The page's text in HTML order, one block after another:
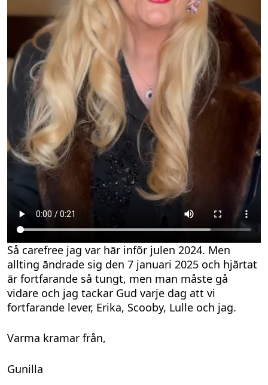
Så carefree jag var hār infõr julen 2024. Men
allting āndrade sig den 7 januari 2025 och hjãrtat
ār fortfarande så tungt, men man måste gå
vidare och jag tackar Gud varje dag att vi
fortfarande lever, Erika, Scooby, Lulle och jag.
Varma kramar från,
Gunilla